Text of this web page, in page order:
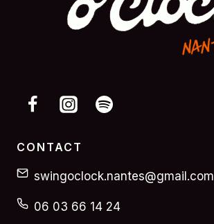
CONTACT
swingoclock.nantes@gmail.com
06 03 66 14 24